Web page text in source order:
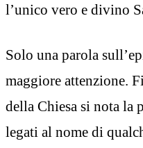
l’unico vero e divino
Solo una parola
maggiore attenzione.
della Chiesa si nota la
legati al nome di